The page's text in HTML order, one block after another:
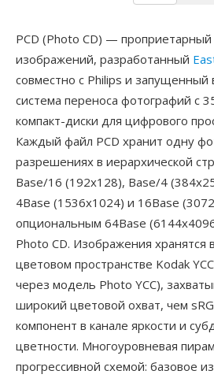
PCD (Photo CD) —
изображений, разработанный
совместно с Philips и запущенный
система переноса фотографий с
компакт-диски для цифрового
Каждый файл PCD хранит одну
разрешениях в иерархической
Base/16 (192x128), Base/4
4Base (1536x1024) и 16Base
опциональным 64Base
Photo CD. Изображения хранятся
цветовом пространстве Kodak
через модель Photo YCC),
широкий цветовой охват, чем
компонент в канале яркости и
цветности. Многоуровневая
прогрессивной схемой: базовое